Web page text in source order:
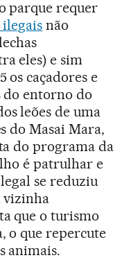
parque requer
ilegais não
eles) e sim
os caçadores e
entorno do
leões de uma
do Masai Mara,
do programa da
é patrulhar e
se reduziu
vizinha
que o turismo
o que repercute
animais.